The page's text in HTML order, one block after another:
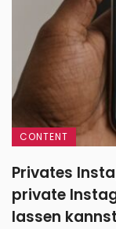
CONTENT
Privates
private
lassen kannst